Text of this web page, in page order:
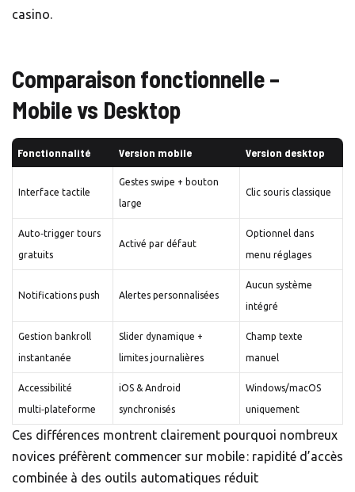
casino.
Comparaison fonctionnelle –
Mobile vs Desktop
Fonctionnalité Version mobile Version desktop
Interface tactile
Gestes swipe + bouton
large
Clic souris classique
Auto‑trigger tours
gratuits
Activé par défaut
Optionnel dans
menu réglages
Notifications push Alertes personnalisées
Aucun système
intégré
Gestion bankroll
instantanée
Slider dynamique +
limites journalières
Champ texte
manuel
Accessibilité
multi‑plateforme
iOS & Android
synchronisés
Windows/macOS
uniquement
Ces différences montrent clairement pourquoi nombreux
novices préfèrent commencer sur mobile : rapidité d’accès
combinée à des outils automatiques réduit